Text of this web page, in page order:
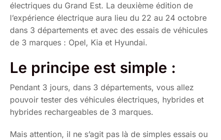
électriques du Grand Est. La deuxième édition de
l’expérience électrique aura lieu du 22 au 24 octobre
dans 3 départements et avec des essais de véhicules
de 3 marques : Opel, Kia et Hyundai.
Le principe est simple :
Pendant 3 jours, dans 3 départements, vous allez
pouvoir tester des véhicules électriques, hybrides et
hybrides rechargeables de 3 marques.
Mais attention, il ne s’agit pas là de simples essais ou